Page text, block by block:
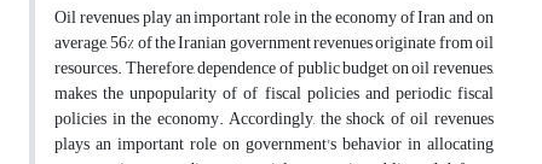
Oil revenues play an important role in the economy of Iran and on
average, 56% of the Iranian government revenues originate from oil
resources. Therefore, dependence of public budget on oil revenues,
makes the unpopularity of of fiscal policies and periodic fiscal
policies in the economy. Accordingly, the shock of oil revenues
plays an important role on government's behavior in allocating